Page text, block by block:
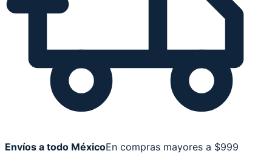
Envíos a todo MéxicoEn compras mayores a $999